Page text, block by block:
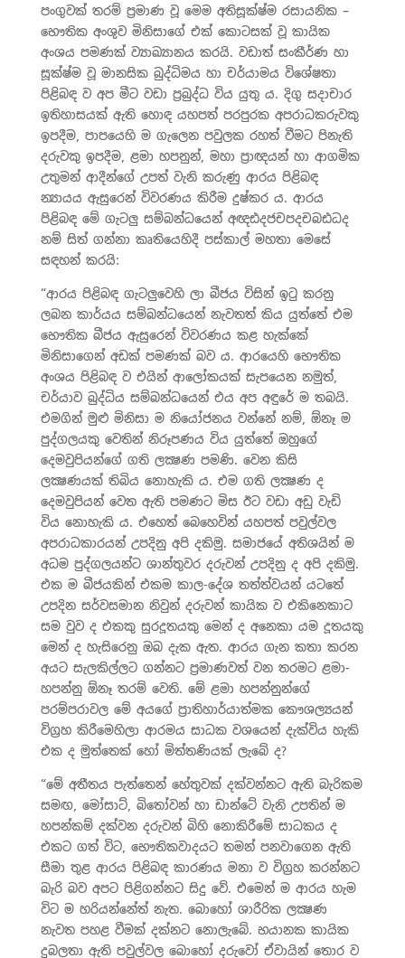
පංගුවක් තරම් ප්‍රමාණ වූ මෙම අතිසූක්ෂ්ම රසායනික –
භෞතික අංශුව මිනිසාගේ එක් කොටසක් වූ කායික
අංශය පමණක් ව්‍යාඛ්‍යානය කරයි. වඩාත් සංකීර්ණ හා
සූක්ෂ්ම වූ මානසික බුද්ධිමය හා චර්යාමය විශේෂතා
පිළිබඳ ව අප මීට වඩා ප්‍රබුද්ධ විය යුතු ය. දිගු සදාචාර
ඉතිහාසයක් ඇති හොඳ යහපත් පරපුරක අපරාධකරුවකු
ඉපදීම, පාපයෙහි ම ගැලෙන පවුලක රහත් වීමට පිනැති
දරුවකු ඉපදීම, ළමා හපනුන්, මහා ප්‍රාඥයන් හා ආගමික
උතුමන් ආදීන්ගේ උපත් වැනි කරුණු ආරය පිළිබඳ
න්‍යායය ඇසුරෙන් විවරණය කිරීම දුෂ්කර ය. ආරය
පිළිබඳ මේ ගැටලු සම්බන්ධයෙන් අඥඪදජචපදචබඪධද
නම් සිත් ගන්නා කෘතියෙහිදී පස්කාල් මහතා මෙසේ
සඳහන් කරයි:
“ආරය පිළිබඳ ගැටලුවෙහි ලා බීජය විසින් ඉටු කරනු
ලබන කාර්යය සම්බන්ධයෙන් නැවතත් කිය යුත්තේ එම
භෞතික බීජය ඇසුරෙන් විවරණය කළ හැක්කේ
මිනිසාගෙන් අඩක් පමණක් බව ය. ආරයෙහි භෞතික
අංශය පිළිබඳ ව එයින් ආලෝකයක් සැපයෙන නමුත්,
චර්යාව බුද්ධිය සම්බන්ධයෙන් එය අප අඳුරේ ම තබයි.
එමගින් මුළු මිනිසා ම නියෝජනය වන්නේ නම්, ඕනෑ ම
පුද්ගලයකු වෙතින් නිරූපණය විය යුත්තේ ඔහුගේ
දෙමවුපියන්ගේ ගති ලක්‍ෂණ පමණි. වෙන කිසි
ලක්‍ෂණයක් තිබිය නොහැකි ය. එම ගති ලක්‍ෂණ ද
දෙමවුපියන් වෙත ඇති පමණට මිස ඊට වඩා අඩු වැඩි
විය නොහැකි ය. එහෙත් බෙහෙවින් යහපත් පවුල්වල
අපරාධකාරයන් උපදිනු අපි දකිමු. සමාජයේ අතිශයින් ම
අධම පුද්ගලයන්ට ශාන්තුවර දරුවන් උපදිනු ද අපි දකිමු.
එක ම බීජයකින් එකම කාල-දේශ තත්ත්වයන් යටතේ
උපදින සර්වසමාන නිවුන් දරුවන් කායික ව එකිනෙකාට
සම වුව ද එකකු සුරදූතයකු මෙන් ද අනෙකා යම දූතයකු
මෙන් ද හැසිරෙනු ඔබ දැක ඇත. ආරය ගැන කතා කරන
අයට සැලකිල්ලට ගන්නට ප්‍රමාණවත් වන තරමට ළමා-
හපන්නු ඕනෑ තරම් වෙති. මේ ළමා හපන්නුන්ගේ
පරම්පරාවල මේ අයගේ ප්‍රාතිහාර්යාත්මක කෞශල්‍යයන්
විග්‍රහ කිරීමෙහිලා ආරමය සාධක වශයෙන් දැක්විය හැකි
එක ද මුත්තෙක් හෝ මිත්තණියක් ලැබේ ද?
“මේ අතීතය පැත්තෙන් හේතුවක් දක්වන්නට ඇති බැරිකම
සමඟ, මෝසාට්, බිතෝවන් හා ඩාන්ටේ වැනි උපතින් ම
හපන්කම් දක්වන දරුවන් බිහි නොකිරීමේ සාධකය ද
එකට ගත් විට, භෞතිකවාදයට තමන් පනවාගෙන ඇති
සීමා තුළ ආරය පිළිබඳ කාරණය මනා ව විග්‍රහ කරන්නට
බැරි බව අපට පිළිගන්නට සිදු වේ. එමෙන් ම ආරය හැම
විට ම හරියන්නේත් නැත. බොහෝ ශාරීරික ලක්‍ෂණ
නැවත පහළ වීමක් දක්නට නොලැබේ. භයානක කායික
දුබලතා ඇති පවුල්වල බොහෝ දරුවෝ ඒවායින් තොර ව